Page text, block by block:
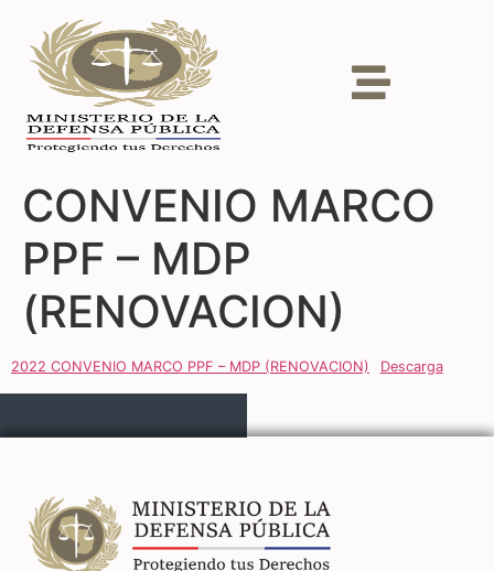
CONVENIO MARCO
PPF – MDP
(RENOVACION)
2022 CONVENIO MARCO PPF – MDP (RENOVACION) Descarga